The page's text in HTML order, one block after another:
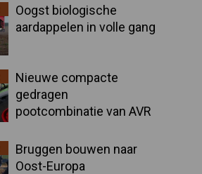
Oogst biologische
aardappelen in volle gang
Nieuwe compacte
gedragen
pootcombinatie van AVR
Bruggen bouwen naar
Oost-Europa